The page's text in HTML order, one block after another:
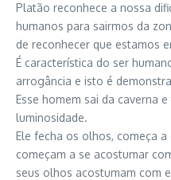
Platão reconhece a nossa
humanos para sairmos da
de reconhecer que estamos
É característica do ser
arrogância e isto é
Esse homem sai da caverna
luminosidade.
Ele fecha os olhos, começa
começam a se acostumar
seus olhos acostumam com